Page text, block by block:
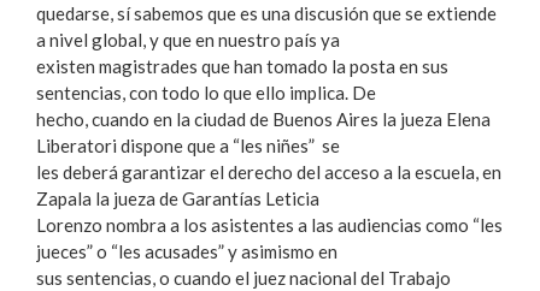
quedarse, sí sabemos que es una discusión que se extiende
a nivel global, y que en nuestro país ya
existen magistrades que han tomado la posta en sus
sentencias, con todo lo que ello implica. De
hecho, cuando en la ciudad de Buenos Aires la jueza Elena
Liberatori dispone que a “les niñes” se
les deberá garantizar el derecho del acceso a la escuela, en
Zapala la jueza de Garantías Leticia
Lorenzo nombra a los asistentes a las audiencias como “les
jueces” o “les acusades” y asimismo en
sus sentencias, o cuando el juez nacional del Trabajo